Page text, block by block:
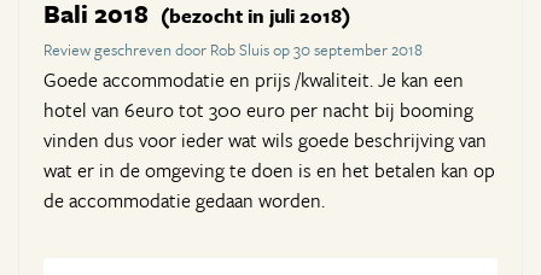
Bali 2018 (bezocht in juli 2018)
Review geschreven door Rob Sluis op 30 september 2018
Goede accommodatie en prijs /kwaliteit. Je kan een
hotel van 6euro tot 300 euro per nacht bij booming
vinden dus voor ieder wat wils goede beschrijving van
wat er in de omgeving te doen is en het betalen kan op
de accommodatie gedaan worden.